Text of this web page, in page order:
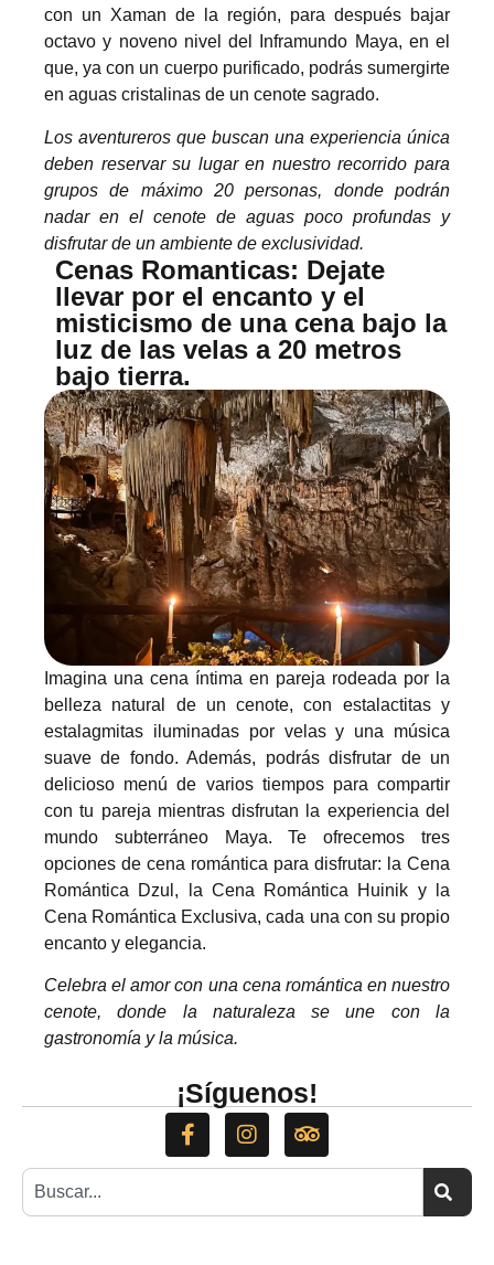
con un Xaman de la región, para después bajar
octavo y noveno nivel del Inframundo Maya, en el
que, ya con un cuerpo purificado, podrás sumergirte
en aguas cristalinas de un cenote sagrado.
Los aventureros que buscan una experiencia única
deben reservar su lugar en nuestro recorrido para
grupos de máximo 20 personas, donde podrán
nadar en el cenote de aguas poco profundas y
disfrutar de un ambiente de exclusividad.
Cenas Romanticas: Dejate
llevar por el encanto y el
misticismo de una cena bajo la
luz de las velas a 20 metros
bajo tierra.
Imagina una cena íntima en pareja rodeada por la
belleza natural de un cenote, con estalactitas y
estalagmitas iluminadas por velas y una música
suave de fondo. Además, podrás disfrutar de un
delicioso menú de varios tiempos para compartir
con tu pareja mientras disfrutan la experiencia del
mundo subterráneo Maya. Te ofrecemos tres
opciones de cena romántica para disfrutar: la Cena
Romántica Dzul, la Cena Romántica Huinik y la
Cena Romántica Exclusiva, cada una con su propio
encanto y elegancia.
Celebra el amor con una cena romántica en nuestro
cenote, donde la naturaleza se une con la
gastronomía y la música.
¡Síguenos!